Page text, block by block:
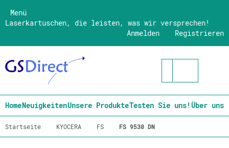
Menü
Laserkartuschen, die leisten, was wir versprechen!
Registrieren
Anmelden
HomeNeuigkeitenUnsere ProdukteTesten Sie uns!Über uns
Startseite KYOCERA FS FS 9530 DN